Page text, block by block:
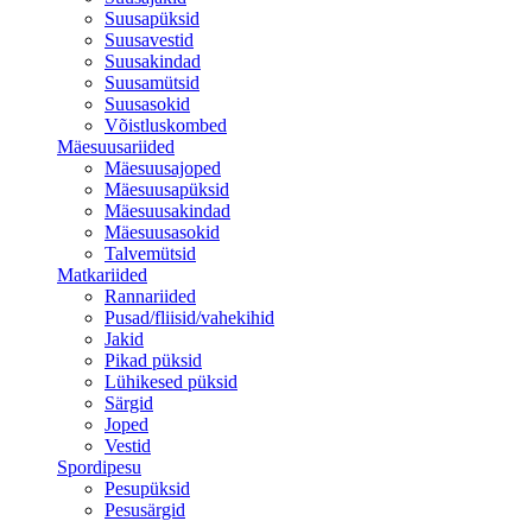
Suusapüksid
Suusavestid
Suusakindad
Suusamütsid
Suusasokid
Võistluskombed
Mäesuusariided
Mäesuusajoped
Mäesuusapüksid
Mäesuusakindad
Mäesuusasokid
Talvemütsid
Matkariided
Rannariided
Pusad/fliisid/vahekihid
Jakid
Pikad püksid
Lühikesed püksid
Särgid
Joped
Vestid
Spordipesu
Pesupüksid
Pesusärgid